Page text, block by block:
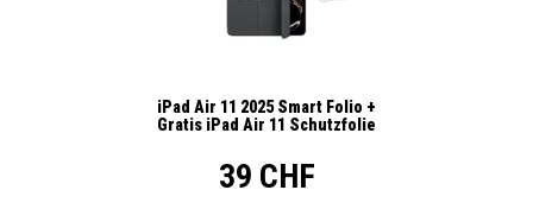
iPad Air 11 2025 Smart Folio +
Gratis iPad Air 11 Schutzfolie
39 CHF